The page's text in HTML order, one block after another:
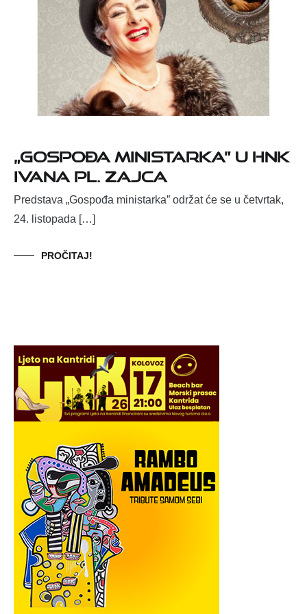
„Gospođa ministarka” u HNK
Ivana pl. Zajca
Predstava „Gospođa ministarka” održat će se u četvrtak,
24. listopada […]
PROČITAJ!